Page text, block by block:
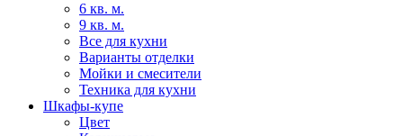
6 кв. м.
9 кв. м.
Все для кухни
Варианты отделки
Мойки и смесители
Техника для кухни
Шкафы-купе
Цвет